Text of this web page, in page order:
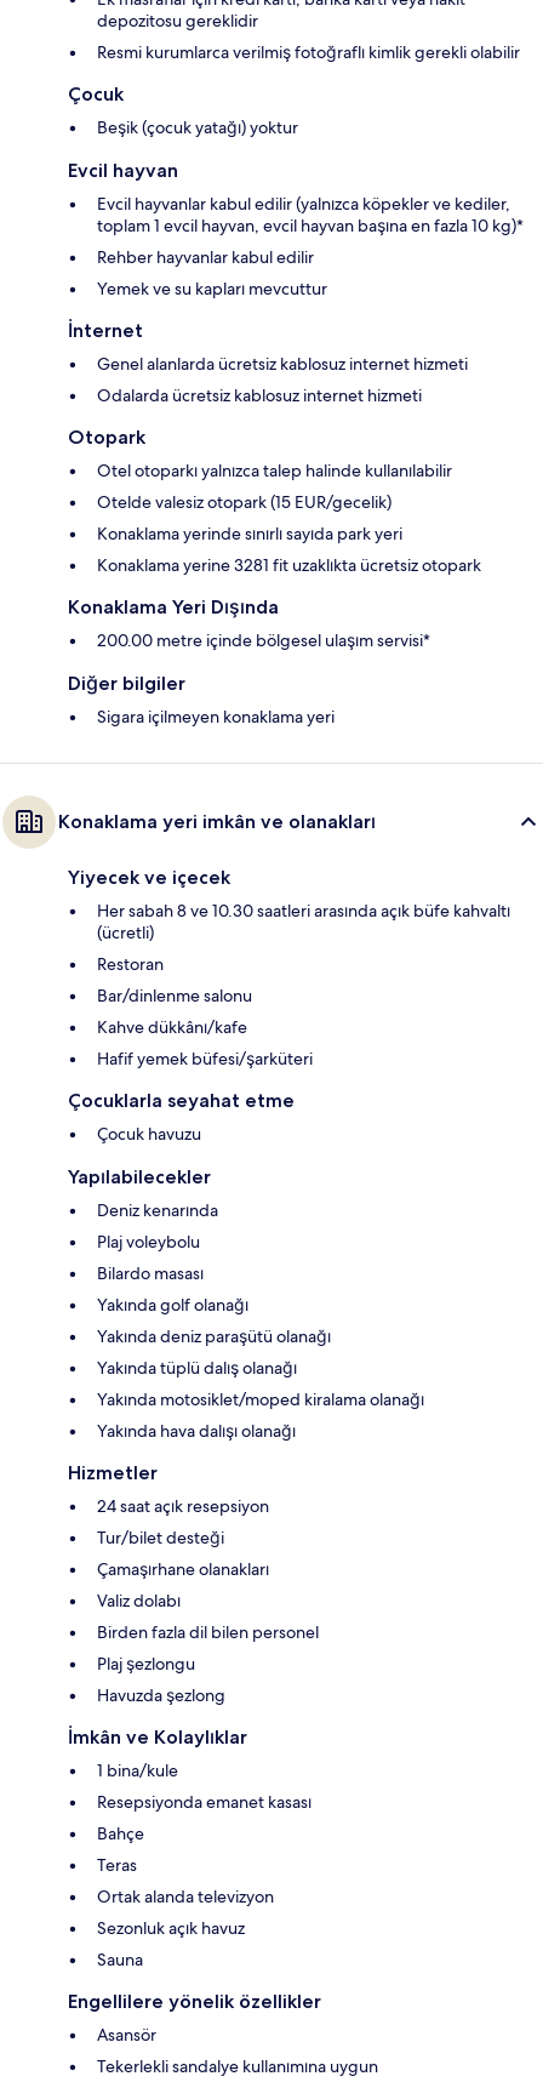
depozitosu gereklidir
Resmi kurumlarca verilmiş fotoğraflı kimlik gerekli olabilir
Çocuk
Beşik (çocuk yatağı) yoktur
Evcil hayvan
Evcil hayvanlar kabul edilir (yalnızca köpekler ve kediler,
toplam 1 evcil hayvan, evcil hayvan başına en fazla 10 kg)*
Rehber hayvanlar kabul edilir
Yemek ve su kapları mevcuttur
İnternet
Genel alanlarda ücretsiz kablosuz internet hizmeti
Odalarda ücretsiz kablosuz internet hizmeti
Otopark
Otel otoparkı yalnızca talep halinde kullanılabilir
Otelde valesiz otopark (15 EUR/gecelik)
Konaklama yerinde sınırlı sayıda park yeri
Konaklama yerine 3281 fit uzaklıkta ücretsiz otopark
Konaklama Yeri Dışında
200.00 metre içinde bölgesel ulaşım servisi*
Diğer bilgiler
Sigara içilmeyen konaklama yeri
Konaklama yeri imkân ve olanakları
Yiyecek ve içecek
Her sabah 8 ve 10.30 saatleri arasında açık büfe kahvaltı
(ücretli)
Restoran
Bar/dinlenme salonu
Kahve dükkânı/kafe
Hafif yemek büfesi/şarküteri
Çocuklarla seyahat etme
Çocuk havuzu
Yapılabilecekler
Deniz kenarında
Plaj voleybolu
Bilardo masası
Yakında golf olanağı
Yakında deniz paraşütü olanağı
Yakında tüplü dalış olanağı
Yakında motosiklet/moped kiralama olanağı
Yakında hava dalışı olanağı
Hizmetler
24 saat açık resepsiyon
Tur/bilet desteği
Çamaşırhane olanakları
Valiz dolabı
Birden fazla dil bilen personel
Plaj şezlongu
Havuzda şezlong
İmkân ve Kolaylıklar
1 bina/kule
Resepsiyonda emanet kasası
Bahçe
Teras
Ortak alanda televizyon
Sezonluk açık havuz
Sauna
Engellilere yönelik özellikler
Asansör
Tekerlekli sandalye kullanımına uygun